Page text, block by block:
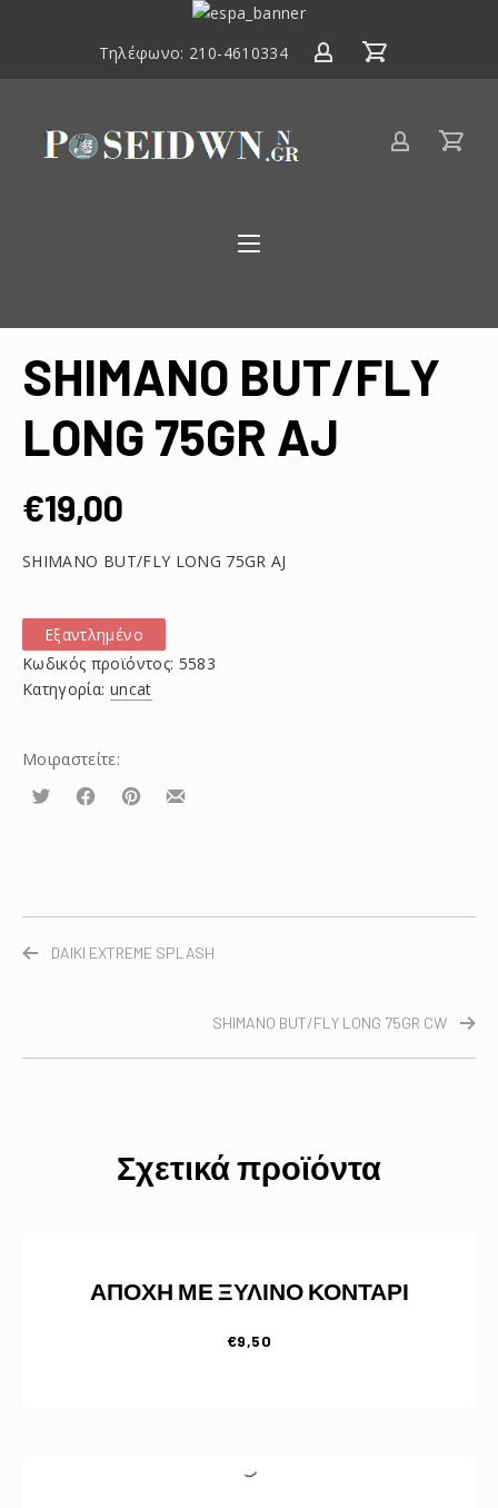
ΕΣΠΑ
2020
Τηλέφωνο: 210-4610334
Είδη
SHIMANO BUT/FLY
LONG 75GR AJ
€19,00
SHIMANO BUT/FLY LONG 75GR AJ
Εξαντλημένο
Κωδικός προϊόντος: 5583
Κατηγορία: uncat
Μοιραστείτε:
Τουίτα ΜοιραστείτεΜοιραστείτεΜοιραστείτε
DAIKI EXTREME SPLASH
SHIMANO BUT/FLY LONG 75GR CW
Σχετικά προϊόντα
ΑΠΟΧΗ ΜΕ ΞΥΛΙΝΟ ΚΟΝΤΑΡΙ
€9,50